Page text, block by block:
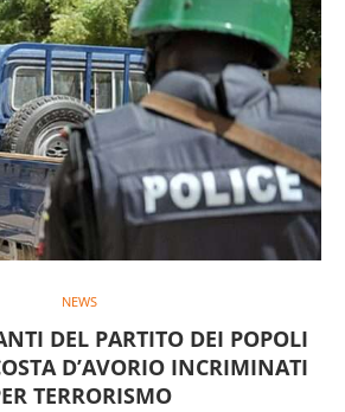
NEWS
DEL PARTITO DEI POPOLI
D’AVORIO INCRIMINATI
TERRORISMO